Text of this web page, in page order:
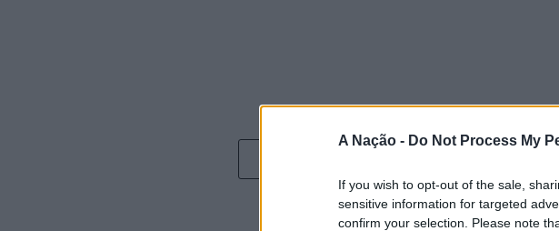
A Nação - Do Not Process My
If you wish to opt-out of the sale,
sensitive information for targeted
confirm your selection. Please note